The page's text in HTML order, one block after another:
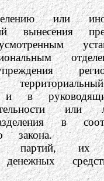
иному
вынесения
в
или
их
денежных